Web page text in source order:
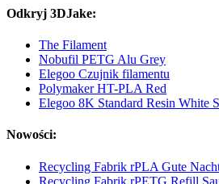
Odkryj 3DJake:
The Filament
Nobufil PETG Alu Grey
Elegoo Czujnik filamentu
Polymaker HT-PLA Red
Elegoo 8K Standard Resin White
Nowości:
Recycling Fabrik rPLA Gute
Recycling Fabrik rPETG Refill